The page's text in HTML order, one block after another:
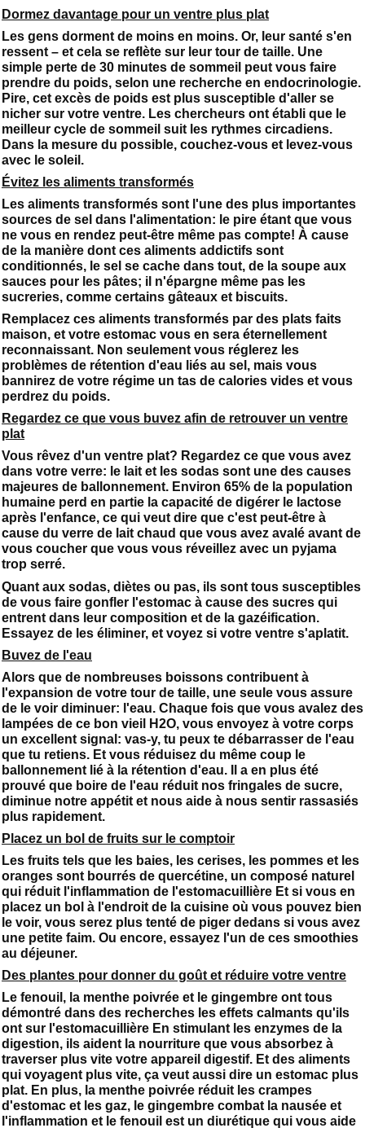
Dormez davantage pour un ventre plus plat
Les gens dorment de moins en moins. Or, leur santé s'en
ressent – et cela se reflète sur leur tour de taille. Une
simple perte de 30 minutes de sommeil peut vous faire
prendre du poids, selon une recherche en endocrinologie.
Pire, cet excès de poids est plus susceptible d'aller se
nicher sur votre ventre. Les chercheurs ont établi que le
meilleur cycle de sommeil suit les rythmes circadiens.
Dans la mesure du possible, couchez-vous et levez-vous
avec le soleil.
Évitez les aliments transformés
Les aliments transformés sont l'une des plus importantes
sources de sel dans l'alimentation: le pire étant que vous
ne vous en rendez peut-être même pas compte! À cause
de la manière dont ces aliments addictifs sont
conditionnés, le sel se cache dans tout, de la soupe aux
sauces pour les pâtes; il n'épargne même pas les
sucreries, comme certains gâteaux et biscuits.
Remplacez ces aliments transformés par des plats faits
maison, et votre estomac vous en sera éternellement
reconnaissant. Non seulement vous réglerez les
problèmes de rétention d'eau liés au sel, mais vous
bannirez de votre régime un tas de calories vides et vous
perdrez du poids.
Regardez ce que vous buvez afin de retrouver un ventre
plat
Vous rêvez d'un ventre plat? Regardez ce que vous avez
dans votre verre: le lait et les sodas sont une des causes
majeures de ballonnement. Environ 65% de la population
humaine perd en partie la capacité de digérer le lactose
après l'enfance, ce qui veut dire que c'est peut-être à
cause du verre de lait chaud que vous avez avalé avant de
vous coucher que vous vous réveillez avec un pyjama
trop serré.
Quant aux sodas, diètes ou pas, ils sont tous susceptibles
de vous faire gonfler l'estomac à cause des sucres qui
entrent dans leur composition et de la gazéification.
Essayez de les éliminer, et voyez si votre ventre s'aplatit.
Buvez de l'eau
Alors que de nombreuses boissons contribuent à
l'expansion de votre tour de taille, une seule vous assure
de le voir diminuer: l'eau. Chaque fois que vous avalez des
lampées de ce bon vieil H2O, vous envoyez à votre corps
un excellent signal: vas-y, tu peux te débarrasser de l'eau
que tu retiens. Et vous réduisez du même coup le
ballonnement lié à la rétention d'eau. Il a en plus été
prouvé que boire de l'eau réduit nos fringales de sucre,
diminue notre appétit et nous aide à nous sentir rassasiés
plus rapidement.
Placez un bol de fruits sur le comptoir
Les fruits tels que les baies, les cerises, les pommes et les
oranges sont bourrés de quercétine, un composé naturel
qui réduit l'inflammation de l'estomacuillière Et si vous en
placez un bol à l'endroit de la cuisine où vous pouvez bien
le voir, vous serez plus tenté de piger dedans si vous avez
une petite faim. Ou encore, essayez l'un de ces smoothies
au déjeuner.
Des plantes pour donner du goût et réduire votre ventre
Le fenouil, la menthe poivrée et le gingembre ont tous
démontré dans des recherches les effets calmants qu'ils
ont sur l'estomacuillière En stimulant les enzymes de la
digestion, ils aident la nourriture que vous absorbez à
traverser plus vite votre appareil digestif. Et des aliments
qui voyagent plus vite, ça veut aussi dire un estomac plus
plat. En plus, la menthe poivrée réduit les crampes
d'estomac et les gaz, le gingembre combat la nausée et
l'inflammation et le fenouil est un diurétique qui vous aide